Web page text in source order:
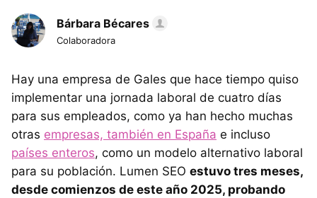
Bárbara Bécares
Colaboradora
Hay una empresa de Gales que hace tiempo quiso
implementar una jornada laboral de cuatro días
para sus empleados, como ya han hecho muchas
otras empresas, también en España e incluso
países enteros, como un modelo alternativo laboral
para su población. Lumen SEO estuvo tres meses,
desde comienzos de este año 2025, probando